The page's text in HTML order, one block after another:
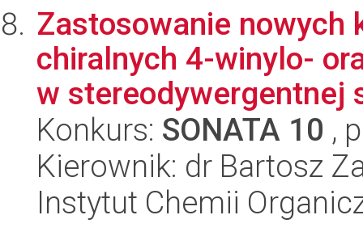
Zastosowanie nowych
chiralnych 4-winylo-
w stereodywergentnej
Konkurs: SONATA 10 ,
Kierownik: dr Bartosz
Instytut Chemii